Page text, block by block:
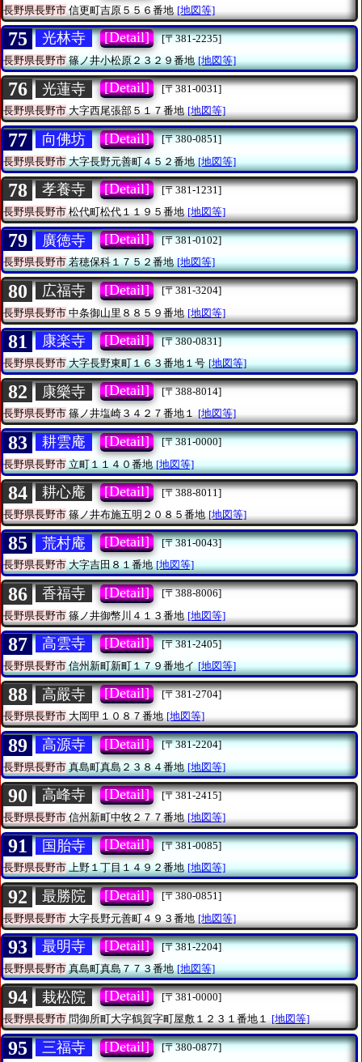
長野県長野市 信更町吉原５５６番地 [地図等]
75 光林寺 [Detail]
[〒381-2235]
長野県長野市篠ノ井小松原２３２９番地 [地図等]
76 光蓮寺 [Detail]
[〒381-0031]
長野県長野市大字西尾張部５１７番地 [地図等]
77 向佛坊 [Detail]
[〒380-0851]
長野県長野市大字長野元善町４５２番地 [地図等]
78 孝養寺 [Detail]
[〒381-1231]
長野県長野市 松代町松代１１９５番地 [地図等]
79 廣徳寺 [Detail]
[〒381-0102]
長野県長野市若穂保科１７５２番地 [地図等]
80 広福寺 [Detail]
[〒381-3204]
長野県長野市 中条御山里８８５９番地 [地図等]
81 康楽寺 [Detail]
[〒380-0831]
長野県長野市大字長野東町１６３番地１号 [地図等]
82 康樂寺 [Detail]
[〒388-8014]
長野県長野市篠ノ井塩崎３４２７番地１ [地図等]
83 耕雲庵 [Detail]
[〒381-0000]
長野県長野市立町１１４０番地 [地図等]
84 耕心庵 [Detail]
[〒388-8011]
長野県長野市 篠ノ井布施五明２０８５番地 [地図等]
85 荒村庵 [Detail]
[〒381-0043]
長野県長野市大字吉田８１番地 [地図等]
86 香福寺 [Detail]
[〒388-8006]
長野県長野市 篠ノ井御幣川４１３番地 [地図等]
87 高雲寺 [Detail]
[〒381-2405]
長野県長野市信州新町新町１７９番地イ [地図等]
88 高嚴寺 [Detail]
[〒381-2704]
長野県長野市大岡甲１０８７番地 [地図等]
89 高源寺 [Detail]
[〒381-2204]
長野県長野市真島町真島２３８４番地 [地図等]
90 高峰寺 [Detail]
[〒381-2415]
長野県長野市 信州新町中牧２７７番地 [地図等]
91 国胎寺 [Detail]
[〒381-0085]
長野県長野市上野１丁目１４９２番地 [地図等]
92 最勝院 [Detail]
[〒380-0851]
長野県長野市 大字長野元善町４９３番地 [地図等]
93 最明寺 [Detail]
[〒381-2204]
長野県長野市真島町真島７７３番地 [地図等]
94 栽松院 [Detail]
[〒381-0000]
長野県長野市問御所町大字鶴賀字町屋敷１２３１番地１ [地図等]
95 三福寺 [Detail]
[〒380-0877]